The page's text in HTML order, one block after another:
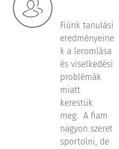
Fiúnk tanulási
eredményeine
k a leromlása
és viselkedési
problémák
miatt
kerestük
meg. A fiam
nagyon szeret
sportolni, de